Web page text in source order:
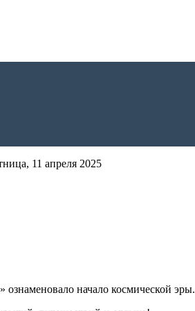
11 апреля 2025
начало космической эры.